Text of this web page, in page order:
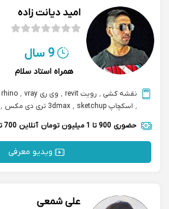
امید دیانت زاده
9 سال
همراه استاد سلام
نقشه کشی , رویت revit , وی ری vray , rhino راینو
, اسکچاپ sketchup , 3dmax تری دی مکس ,
حضوری 900 تا 1 میلیون تومان آنلاین 700 تا 800 هزارتومان
ویدیو معرفی
علی شمعی